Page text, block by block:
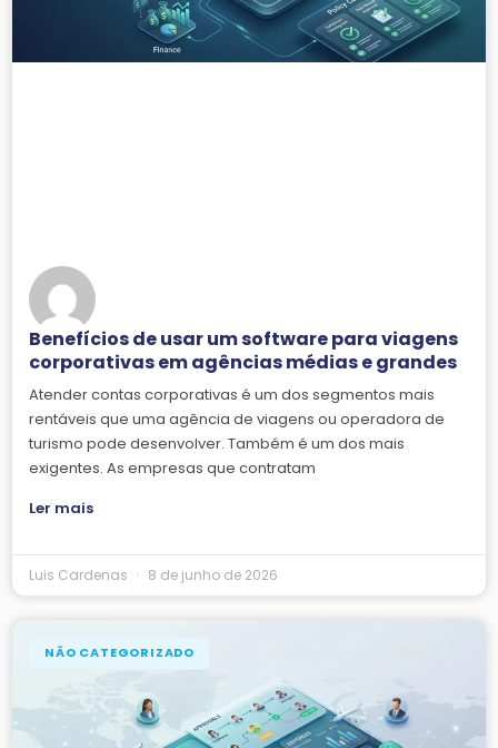
Benefícios de usar um software para viagens
corporativas em agências médias e grandes
Atender contas corporativas é um dos segmentos mais
rentáveis que uma agência de viagens ou operadora de
turismo pode desenvolver. Também é um dos mais
exigentes. As empresas que contratam
Ler mais
Luis Cardenas 8 de junho de 2026
NÃO CATEGORIZADO